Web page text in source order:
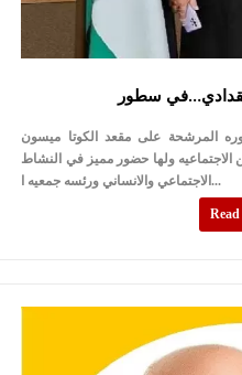
سطور
المرشحة على مقعد الكوتا ميسون
الاجتماعيه ولها حضور مميز في النشاط
الاجتماعي والانساني ورئسه جمعيه ا...